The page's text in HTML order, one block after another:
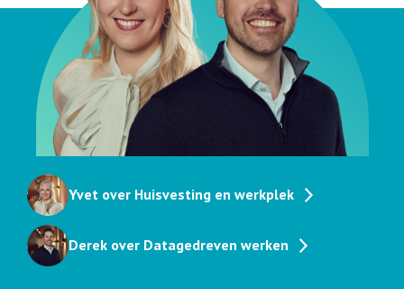
Yvet over Huisvesting en werkplek
Derek over Datagedreven werken